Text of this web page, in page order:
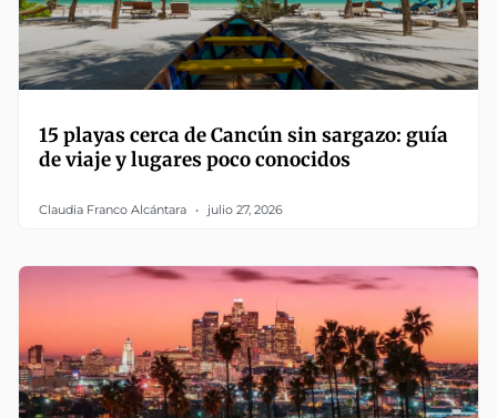
15 playas cerca de Cancún sin sargazo: guía
de viaje y lugares poco conocidos
Claudia Franco Alcántara julio 27, 2026